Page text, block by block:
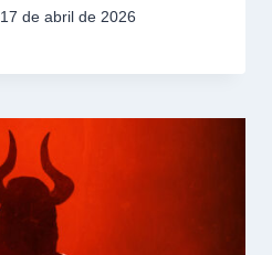
17 de abril de 2026